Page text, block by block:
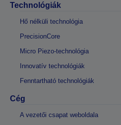
Technológiák
Hő nélküli technológia
PrecisionCore
Micro Piezo-technológia
Innovatív technológiák
Fenntartható technológiák
Cég
A vezetői csapat weboldala